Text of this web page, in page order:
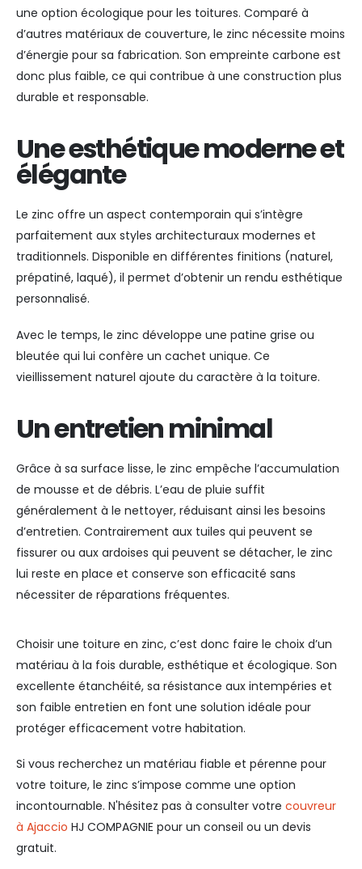
une option écologique pour les toitures. Comparé à
d’autres matériaux de couverture, le zinc nécessite moins
d’énergie pour sa fabrication. Son empreinte carbone est
donc plus faible, ce qui contribue à une construction plus
durable et responsable.
Une esthétique moderne et
élégante
Le zinc offre un aspect contemporain qui s’intègre
parfaitement aux styles architecturaux modernes et
traditionnels. Disponible en différentes finitions (naturel,
prépatiné, laqué), il permet d’obtenir un rendu esthétique
personnalisé.
Avec le temps, le zinc développe une patine grise ou
bleutée qui lui confère un cachet unique. Ce
vieillissement naturel ajoute du caractère à la toiture.
Un entretien minimal
Grâce à sa surface lisse, le zinc empêche l’accumulation
de mousse et de débris. L’eau de pluie suffit
généralement à le nettoyer, réduisant ainsi les besoins
d’entretien. Contrairement aux tuiles qui peuvent se
fissurer ou aux ardoises qui peuvent se détacher, le zinc
lui reste en place et conserve son efficacité sans
nécessiter de réparations fréquentes.
Choisir une toiture en zinc, c’est donc faire le choix d’un
matériau à la fois durable, esthétique et écologique. Son
excellente étanchéité, sa résistance aux intempéries et
son faible entretien en font une solution idéale pour
protéger efficacement votre habitation.
Si vous recherchez un matériau fiable et pérenne pour
votre toiture, le zinc s’impose comme une option
incontournable. N'hésitez pas à consulter votre couvreur
à Ajaccio HJ COMPAGNIE pour un conseil ou un devis
gratuit.